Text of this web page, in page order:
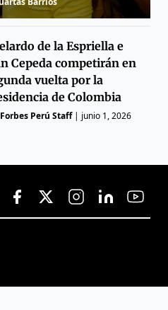
de la Espriella e
Cepeda competirán en
vuelta por la
de Colombia
Forbes Perú Staff| junio 1, 2026